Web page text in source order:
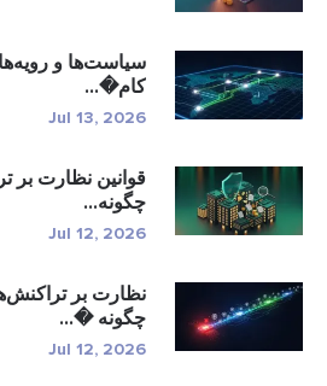
کام�...
Jul 13, 2026
چگونه...
Jul 12, 2026
چگونه �...
Jul 12, 2026